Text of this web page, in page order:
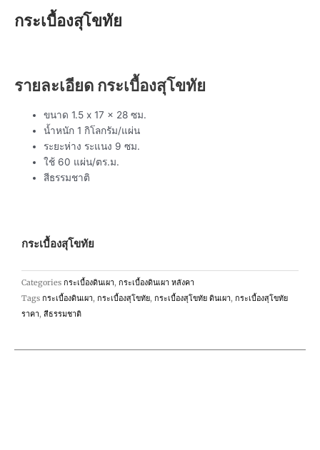
กระเบื้องสุโขทัย
รายละเอียด กระเบื้องสุโขทัย
ขนาด 1.5 x 17 x 28 ซม.
น้ำหนัก 1 กิโลกรัม/แผ่น
ระยะห่าง ระแนง 9 ซม.
ใช้ 60 แผ่น/ตร.ม.
สีธรรมชาติ
กระเบื้องสุโขทัย
Categories กระเบื้องดินเผา, กระเบื้องดินเผา หลังคา
Tags กระเบื้องดินเผา, กระเบื้องสุโขทัย, กระเบื้องสุโขทัย ดินเผา, กระเบื้องสุโขทัย
ราคา, สีธรรมชาติ